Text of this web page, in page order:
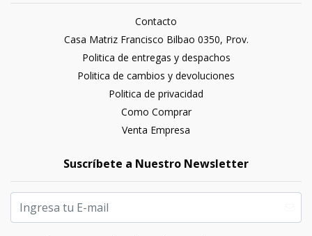
Contacto
Casa Matriz Francisco Bilbao 0350, Prov.
Politica de entregas y despachos
Politica de cambios y devoluciones
Politica de privacidad
Como Comprar
Venta Empresa
Suscríbete a Nuestro Newsletter